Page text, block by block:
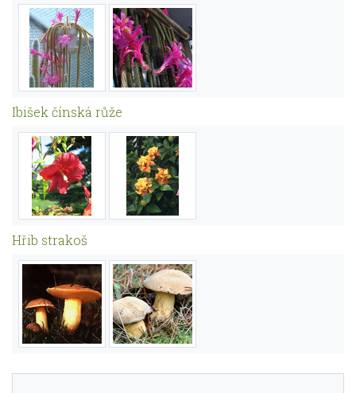
Ibišek čínská růže
Hřib strakoš